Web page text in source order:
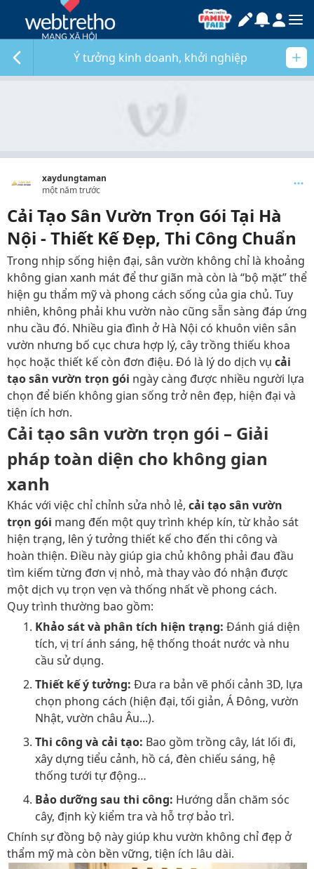
Ý tưởng kinh doanh, khởi nghiệp
xaydungtaman
một năm trước
Cải Tạo Sân Vườn Trọn Gói Tại Hà
Nội - Thiết Kế Đẹp, Thi Công Chuẩn
Trong nhịp sống hiện đại, sân vườn không chỉ là khoảng
không gian xanh mát để thư giãn mà còn là “bộ mặt” thể
hiện gu thẩm mỹ và phong cách sống của gia chủ. Tuy
nhiên, không phải khu vườn nào cũng sẵn sàng đáp ứng
nhu cầu đó. Nhiều gia đình ở Hà Nội có khuôn viên sân
vườn nhưng bố cục chưa hợp lý, cây trồng thiếu khoa
học hoặc thiết kế còn đơn điệu. Đó là lý do dịch vụ cải
tạo sân vườn trọn gói ngày càng được nhiều người lựa
chọn để biến không gian sống trở nên đẹp, hiện đại và
tiện ích hơn.
Cải tạo sân vườn trọn gói – Giải
pháp toàn diện cho không gian
xanh
Khác với việc chỉ chỉnh sửa nhỏ lẻ, cải tạo sân vườn
trọn gói mang đến một quy trình khép kín, từ khảo sát
hiện trạng, lên ý tưởng thiết kế cho đến thi công và
hoàn thiện. Điều này giúp gia chủ không phải đau đầu
tìm kiếm từng đơn vị nhỏ, mà thay vào đó nhận được
một dịch vụ trọn vẹn và thống nhất về phong cách.
Quy trình thường bao gồm:
Khảo sát và phân tích hiện trạng: Đánh giá diện
tích, vị trí ánh sáng, hệ thống thoát nước và nhu
cầu sử dụng.
Thiết kế ý tưởng: Đưa ra bản vẽ phối cảnh 3D, lựa
chọn phong cách (hiện đại, tối giản, Á Đông, vườn
Nhật, vườn châu Âu...).
Thi công và cải tạo: Bao gồm trồng cây, lát lối đi,
xây dựng tiểu cảnh, hồ cá, đèn chiếu sáng, hệ
thống tưới tự động…
Bảo dưỡng sau thi công: Hướng dẫn chăm sóc
cây, định kỳ kiểm tra và hỗ trợ bảo trì.
Chính sự đồng bộ này giúp khu vườn không chỉ đẹp ở
thẩm mỹ mà còn bền vững, tiện ích lâu dài.